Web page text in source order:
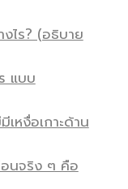
ไร? (อธิบาย
แบบ
หงื่อเกาะด้าน
นจริง ๆ คือ